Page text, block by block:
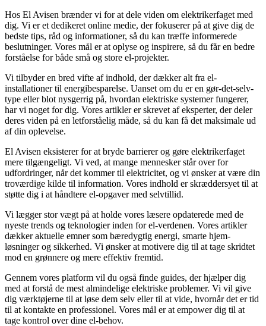
Hos El Avisen brænder vi for at dele viden om elektrikerfaget med
dig. Vi er et dedikeret online medie, der fokuserer på at give dig de
bedste tips, råd og informationer, så du kan træffe informerede
beslutninger. Vores mål er at oplyse og inspirere, så du får en bedre
forståelse for både små og store el-projekter.
Vi tilbyder en bred vifte af indhold, der dækker alt fra el-
installationer til energibesparelse. Uanset om du er en gør-det-selv-
type eller blot nysgerrig på, hvordan elektriske systemer fungerer,
har vi noget for dig. Vores artikler er skrevet af eksperter, der deler
deres viden på en letforståelig måde, så du kan få det maksimale ud
af din oplevelse.
El Avisen eksisterer for at bryde barrierer og gøre elektrikerfaget
mere tilgængeligt. Vi ved, at mange mennesker står over for
udfordringer, når det kommer til elektricitet, og vi ønsker at være din
troværdige kilde til information. Vores indhold er skræddersyet til at
støtte dig i at håndtere el-opgaver med selvtillid.
Vi lægger stor vægt på at holde vores læsere opdaterede med de
nyeste trends og teknologier inden for el-verdenen. Vores artikler
dækker aktuelle emner som bæredygtig energi, smarte hjem-
løsninger og sikkerhed. Vi ønsker at motivere dig til at tage skridtet
mod en grønnere og mere effektiv fremtid.
Gennem vores platform vil du også finde guides, der hjælper dig
med at forstå de mest almindelige elektriske problemer. Vi vil give
dig værktøjerne til at løse dem selv eller til at vide, hvornår det er tid
til at kontakte en professionel. Vores mål er at empower dig til at
tage kontrol over dine el-behov.